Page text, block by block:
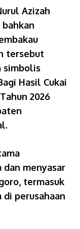
Azizah
tersebut
simbolis
Hasil Cukai
2026
dan menyasar
termasuk
perusahaan